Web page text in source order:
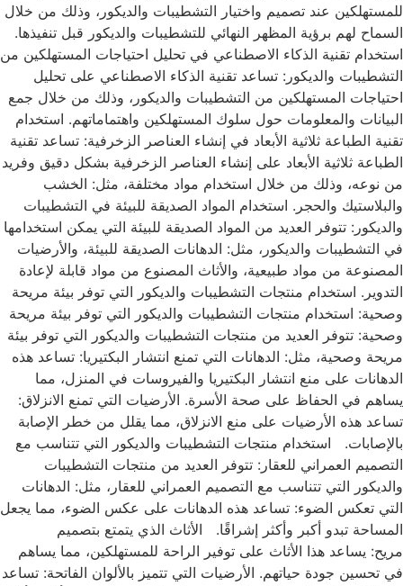
للمستهلكين عند تصميم واختيار التشطيبات والديكور، وذلك من خلال
السماح لهم برؤية المظهر النهائي للتشطيبات والديكور قبل تنفيذها.
استخدام تقنية الذكاء الاصطناعي في تحليل احتياجات المستهلكين من
التشطيبات والديكور: تساعد تقنية الذكاء الاصطناعي على تحليل
احتياجات المستهلكين من التشطيبات والديكور، وذلك من خلال جمع
البيانات والمعلومات حول سلوك المستهلكين واهتماماتهم. استخدام
تقنية الطباعة ثلاثية الأبعاد في إنشاء العناصر الزخرفية: تساعد تقنية
الطباعة ثلاثية الأبعاد على إنشاء العناصر الزخرفية بشكل دقيق وفريد
من نوعه، وذلك من خلال استخدام مواد مختلفة، مثل: الخشب
والبلاستيك والحجر. استخدام المواد الصديقة للبيئة في التشطيبات
والديكور: تتوفر العديد من المواد الصديقة للبيئة التي يمكن استخدامها
في التشطيبات والديكور، مثل: الدهانات الصديقة للبيئة، والأرضيات
المصنوعة من مواد طبيعية، والأثاث المصنوع من مواد قابلة لإعادة
التدوير. استخدام منتجات التشطيبات والديكور التي توفر بيئة مريحة
وصحية: استخدام منتجات التشطيبات والديكور التي توفر بيئة مريحة
وصحية: تتوفر العديد من منتجات التشطيبات والديكور التي توفر بيئة
مريحة وصحية، مثل: الدهانات التي تمنع انتشار البكتيريا: تساعد هذه
الدهانات على منع انتشار البكتيريا والفيروسات في المنزل، مما
يساهم في الحفاظ على صحة الأسرة. الأرضيات التي تمنع الانزلاق:
تساعد هذه الأرضيات على منع الانزلاق، مما يقلل من خطر الإصابة
بالإصابات. استخدام منتجات التشطيبات والديكور التي تتناسب مع
التصميم العمراني للعقار: تتوفر العديد من منتجات التشطيبات
والديكور التي تتناسب مع التصميم العمراني للعقار، مثل: الدهانات
التي تعكس الضوء: تساعد هذه الدهانات على عكس الضوء، مما يجعل
المساحة تبدو أكبر وأكثر إشراقًا. الأثاث الذي يتمتع بتصميم
مريح: يساعد هذا الأثاث على توفير الراحة للمستهلكين، مما يساهم
في تحسين جودة حياتهم. الأرضيات التي تتميز بالألوان الفاتحة: تساعد